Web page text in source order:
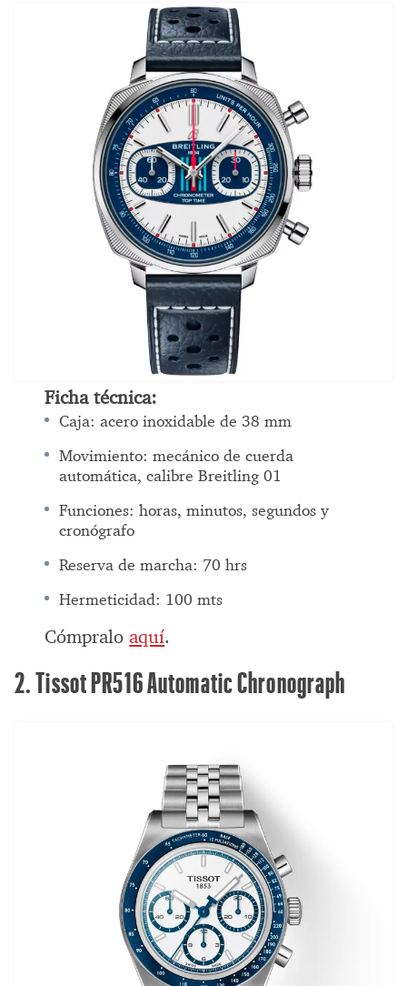
Ficha técnica:
Caja: acero inoxidable de 38 mm
Movimiento: mecánico de cuerda
automática, calibre Breitling 01
Funciones: horas, minutos, segundos y
cronógrafo
Reserva de marcha: 70 hrs
Hermeticidad: 100 mts
Cómpraloaquí.
2. Tissot PR516 Automatic Chronograph